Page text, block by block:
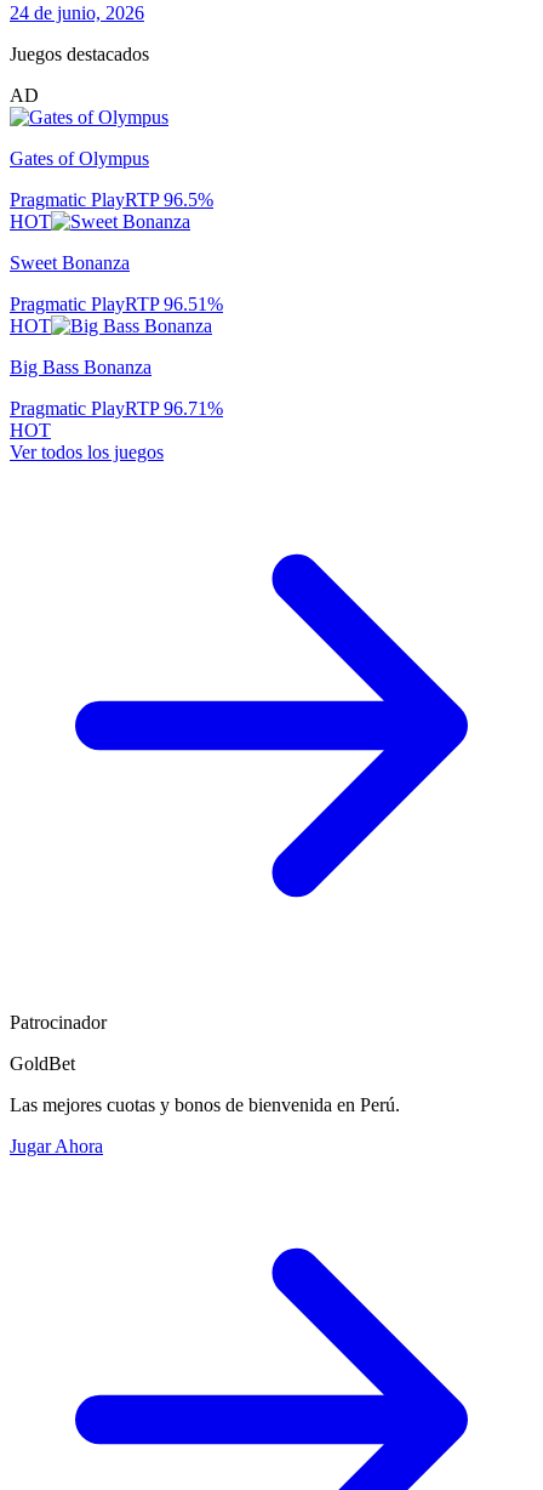
24 de junio, 2026
Juegos destacados
AD
Gates of Olympus
Pragmatic PlayRTP96.5%
HOT
Sweet Bonanza
Pragmatic PlayRTP96.51%
HOT
Big Bass Bonanza
Pragmatic PlayRTP96.71%
HOT
Ver todos los juegos
Patrocinador
GoldBet
Las mejores cuotas y bonos de bienvenida en Perú.
Jugar Ahora